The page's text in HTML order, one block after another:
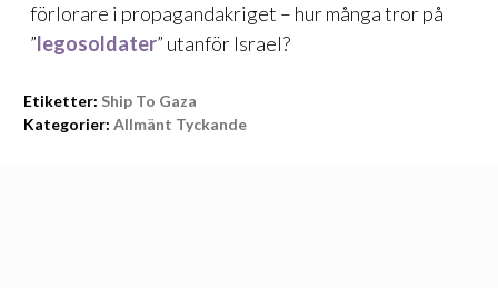
förlorare i propagandakriget – hur många tror på
”legosoldater” utanför Israel?
Etiketter: Ship To Gaza
Kategorier: Allmänt Tyckande